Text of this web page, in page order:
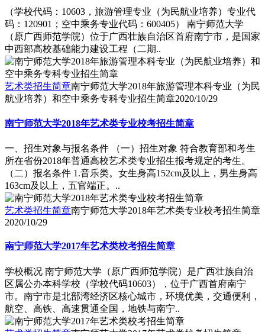
（学校代码：10603，旅游管理专业（为民航业培养）专业代
码：120901；空中乘务专业代码：600405） 南宁师范大学
（原广西师范学院）位于广西壮族自治区首府南宁市，是国家
中西部高校基础能力建设工程（二期..
艺术类招生简章南宁师范大学2018年旅游管理本科专业（为民
航业培养）和空中乘务专科专业招生简章2020/10/29
南宁师范大学2018年艺术类专业校考招生简章
一、招生对象与报名条件 （一）招生对象 符合教育部和考生
所在省份2018年普通高校艺术类专业招生报考规定的考生。
（二）报名条件 1.音乐类。女生身高152cm及以上，男生身高
163cm及以上，五官端正。..
艺术类招生简章南宁师范大学2018年艺术类专业校考招生简章
2020/10/29
南宁师范大学2017年艺术类校考招生简章
学校概况 南宁师范大学（原广西师范学院）是广西壮族自治
区属公办本科学校（学校代码10603），位于广西首府南宁
市。南宁市是北部湾经济区核心城市，环境优美，交通便利，
航空、高铁、高速贯通全国，地铁与南宁..